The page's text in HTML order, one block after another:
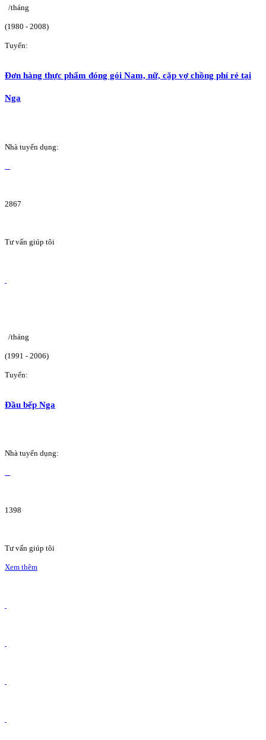
/tháng
(1980 - 2008)
Tuyển:
Đơn hàng thực phẩm đóng gói Nam, nữ, cặp vợ chồng phí rẻ tại
Nga
Nhà tuyển dụng:
2867
Tư vấn giúp tôi
/tháng
(1991 - 2006)
Tuyển:
Đầu bếp Nga
Nhà tuyển dụng:
1398
Tư vấn giúp tôi
Xem thêm